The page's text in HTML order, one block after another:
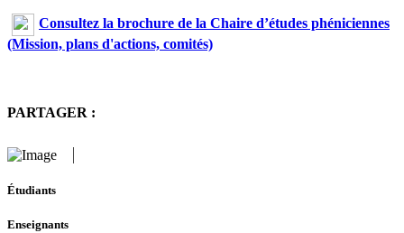
Consultez la brochure de la Chaire d’études phéniciennes
(Mission, plans d'actions, comités)
PARTAGER :
Étudiants
Enseignants